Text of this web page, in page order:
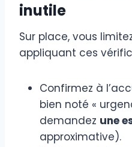
inutile
Sur place, vous
appliquant ces
Confirmez à
bien noté «
demandez une
approximative).